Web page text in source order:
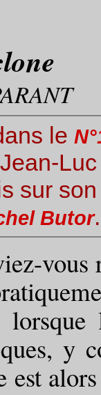
le
sur
Butor
vous
lorsque
y
est